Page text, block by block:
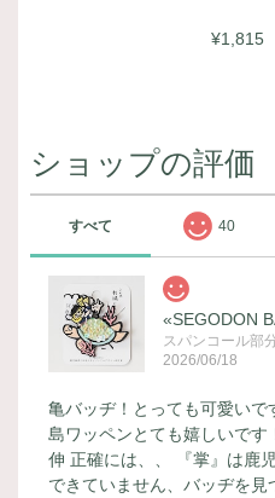
¥1,815
ショップの評価
すべて 40
スパンコール部
2026/06/18
亀バッヂ！とっても可愛い
島ワッペンとても嬉しいです
伸 正確には、、 『掌』は鹿
できていません、バッヂを